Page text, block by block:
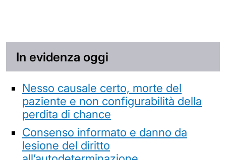
In evidenza oggi
Nesso causale certo, morte del
paziente e non configurabilità della
perdita di chance
Consenso informato e danno da
lesione del diritto